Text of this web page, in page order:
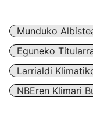
Munduko
Eguneko
Larrialdi
NBEren Klimari